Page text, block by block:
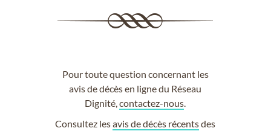
Pour toute question concernant les
avis de décès en ligne du Réseau
Dignité,contactez-nous
Consultez lesavis de décès récentsdes